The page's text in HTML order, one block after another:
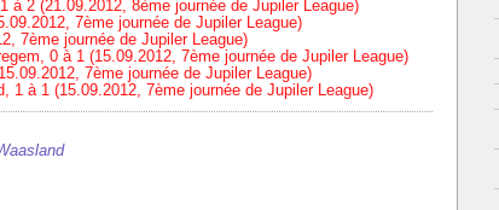
à 2 (21.09.2012, 8ème journée de Jupiler League)
7ème journée de Jupiler League)
7ème journée de Jupiler League)
0 à 1 (15.09.2012, 7ème journée de Jupiler League)
7ème journée de Jupiler League)
1 à 1 (15.09.2012, 7ème journée de Jupiler League)